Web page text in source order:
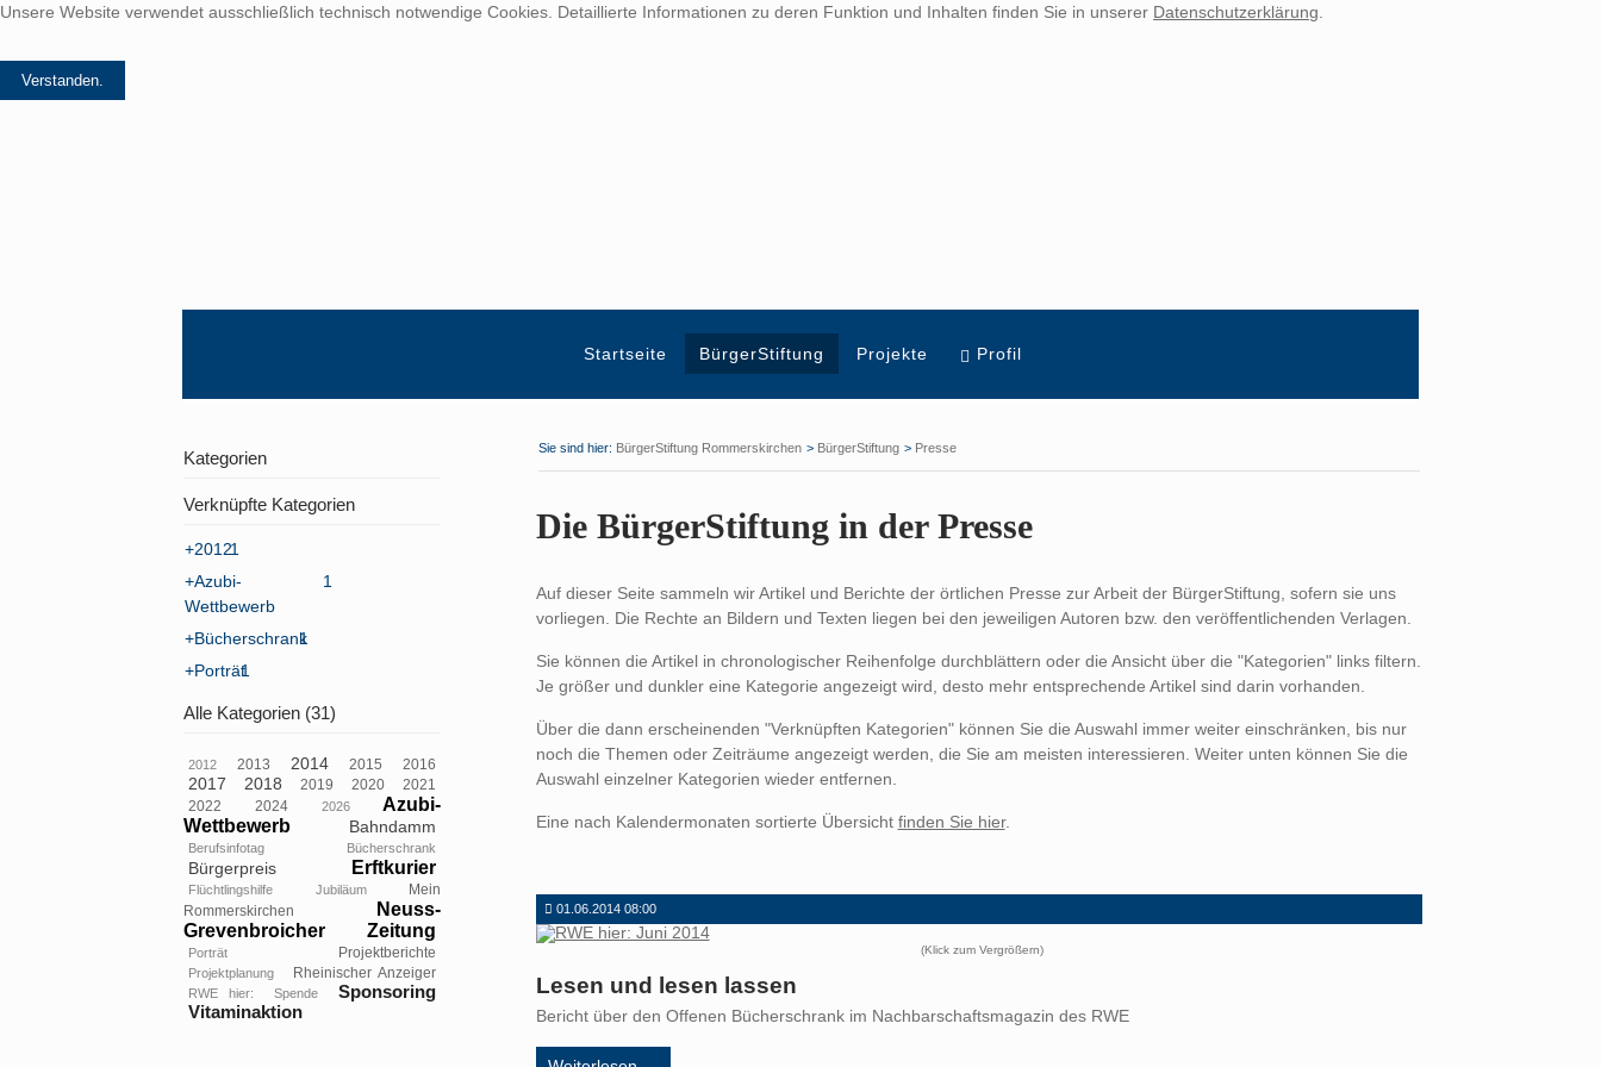
Unsere Website verwendet ausschließlich technisch notwendige Cookies. Detaillierte Informationen zu deren Funktion und Inhalten finden Sie in unserer Datenschutzerklärung.
Navigation überspringen
Startseite
BürgerStiftung Projekte Profil
BürgerStiftung Rommerskirchen BürgerStiftung Presse
Die BürgerStiftung in der Presse
Auf dieser Seite sammeln wir Artikel und Berichte der örtlichen Presse zur Arbeit der BürgerStiftung, sofern sie uns
vorliegen. Die Rechte an Bildern und Texten liegen bei den jeweiligen Autoren bzw. den veröffentlichenden Verlagen.
Sie können die Artikel in chronologischer Reihenfolge durchblättern oder die Ansicht über die "Kategorien" links filtern.
Je größer und dunkler eine Kategorie angezeigt wird, desto mehr entsprechende Artikel sind darin vorhanden.
Über die dann erscheinenden "Verknüpften Kategorien" können Sie die Auswahl immer weiter einschränken, bis nur
noch die Themen oder Zeiträume angezeigt werden, die Sie am meisten interessieren. Weiter unten können Sie die
Auswahl einzelner Kategorien wieder entfernen.
Eine nach Kalendermonaten sortierte Übersicht finden Sie hier.
01.06.2014 08:00
(Klick zum Vergrößern)
Lesen und lesen lassen
Bericht über den Offenen Bücherschrank im Nachbarschaftsmagazin des RWE
Kategorien
Verknüpfte Kategorien
+20121
+Azubi-
Wettbewerb
1
+Bücherschrank
1
+Porträt1
Alle Kategorien (31)
2012 2013 2014 2015 2016
2017 2018 2019 2020
2021
2022
2024 2026
Azubi-
Wettbewerb
Bahndamm
Berufsinfotag Bücherschrank
Bürgerpreis Erftkurier
Flüchtlingshilfe Jubiläum
Mein
Rommerskirchen
Neuss-
Grevenbroicher Zeitung
Porträt Projektberichte
Projektplanung Rheinischer Anzeiger
RWE hier: Spende
Sponsoring
Vitaminaktion